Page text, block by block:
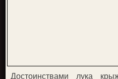
Достоинствами лука